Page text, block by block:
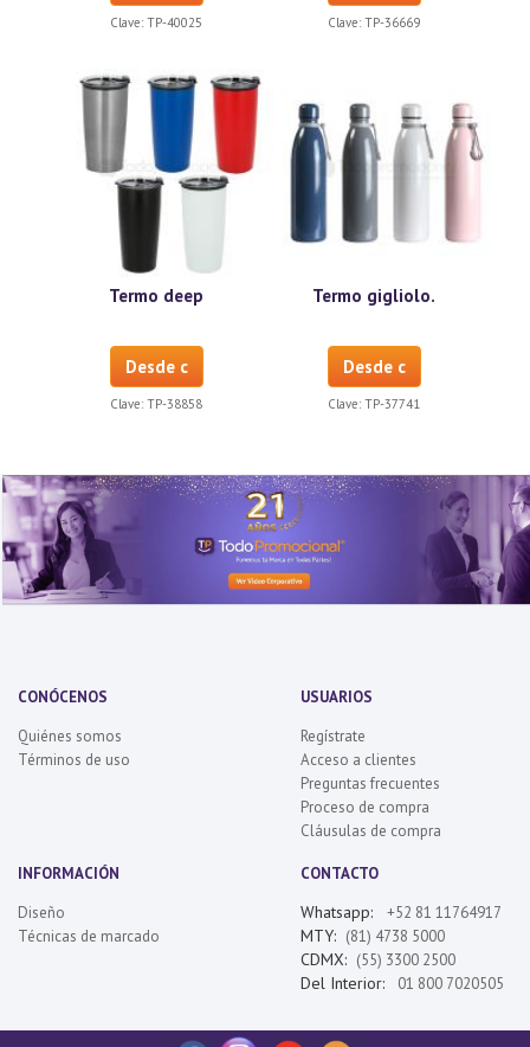
Clave: TP-40025 Clave: TP-36669
Termo deep
Desde c
Clave: TP-38858
Termo gigliolo.
Desde c
Clave: TP-37741
CONÓCENOS
Quiénes somos
Términos de uso
USUARIOS
Regístrate
Acceso a clientes
Preguntas frecuentes
Proceso de compra
Cláusulas de compra
INFORMACIÓN
Diseño
Técnicas de marcado
CONTACTO
Whatsapp: +52 81 11764917
MTY: (81) 4738 5000
CDMX: (55) 3300 2500
Del Interior: 01 800 7020505